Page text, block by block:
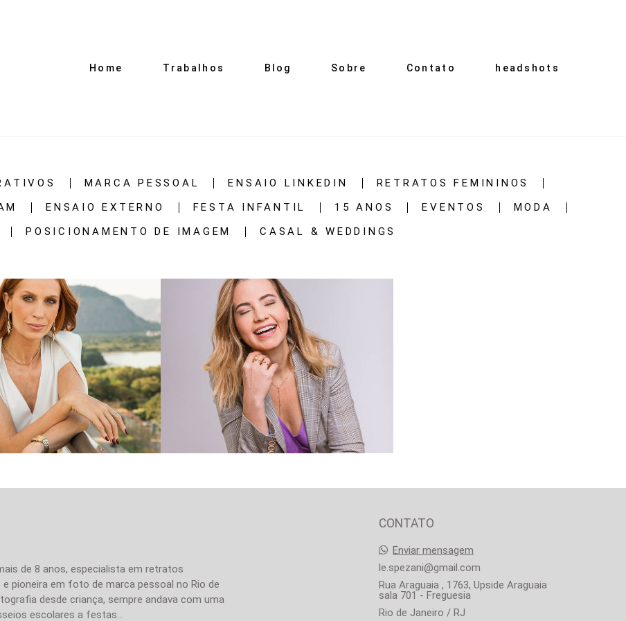
Home Trabalhos Blog Sobre Contato headshots
MARCA PESSOAL ENSAIO LINKEDIN
RETRATOS FEMININOS
ENSAIO EXTERNO FESTA INFANTIL 15 ANOS EVENTOS
MODA
POSICIONAMENTO DE IMAGEM CASAL & WEDDINGS
1124 1934 0
de 8 anos, especialista em retratos
pioneira em foto de marca pessoal no Rio de
desde criança, sempre andava com uma
escolares a festas...
CONTATO
Enviar mensagem
le.spezani@gmail.com
Rua Araguaia , 1763, Upside Araguaia
sala 701 - Freguesia
Rio de Janeiro / RJ